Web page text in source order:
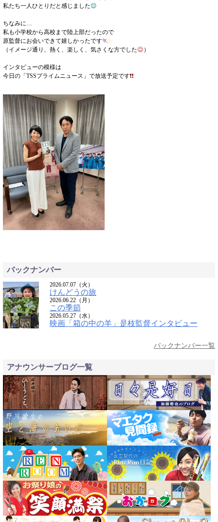
私たち一人ひとりだと感じました😌
ちなみに…
私も小学校から高校まで陸上部だったので
原監督にお会いできて嬉しかったです🏃✨
（イメージ通り、熱く、楽しく、気さくな方でした😉 ）
インタビューの模様は
今日の「TSSプライムニュース」で放送予定です❗❗
バックナンバー
2026.07.07（火）
けんどうの旅
2026.06.22（月）
この季節
2026.05.27（水）
映画「箱の中の羊」是枝監督インタビュー
バックナンバー一覧
アナウンサーブログ一覧